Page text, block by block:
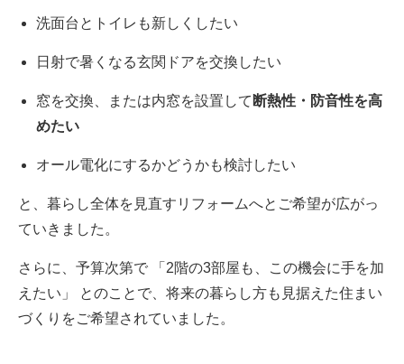
洗面台とトイレも新しくしたい
日射で暑くなる玄関ドアを交換したい
窓を交換、または内窓を設置して 断熱性・防音性を高
めたい
オール電化にするかどうかも検討したい
と、暮らし全体を見直すリフォームへとご希望が広がっ
ていきました。
さらに、予算次第で 「2階の3部屋も、この機会に手を加
えたい」 とのことで、将来の暮らし方も見据えた住まい
づくりをご希望されていました。